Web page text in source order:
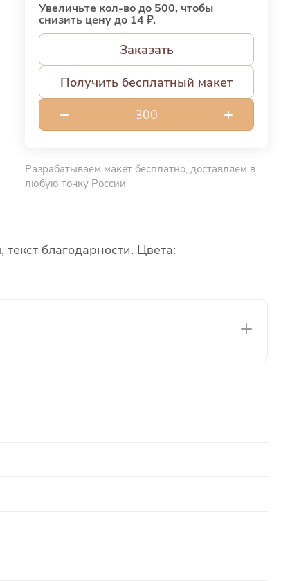
Увеличьте кол-во до 500, чтобы
снизить цену до 14 ₽.
Заказать
Получить бесплатный макет
Разрабатываем макет бесплатно, доставляем в
любую точку России
благодарности. Цвета: